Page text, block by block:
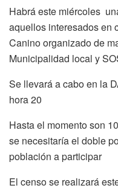
Habrá este miércoles
aquellos interesados en
Canino organizado de
Municipalidad local y
Se llevará a cabo en la
hora 20
Hasta el momento son
se necesitaría el doble
población a participar
El censo se realizará